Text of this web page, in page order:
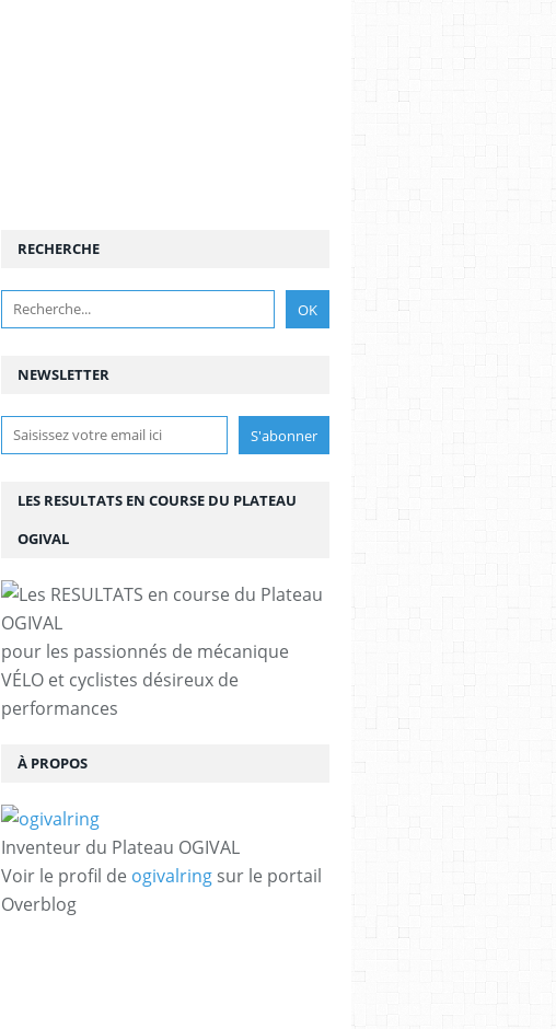
NEWSLETTER
RECHERCHE
LES RESULTATS EN COURSE DU PLATEAU
OGIVAL
pour les passionnés de mécanique
VÉLO et cyclistes désireux de
performances
À PROPOS
Inventeur du Plateau OGIVAL
Voir le profil de ogivalring sur le portail
Overblog